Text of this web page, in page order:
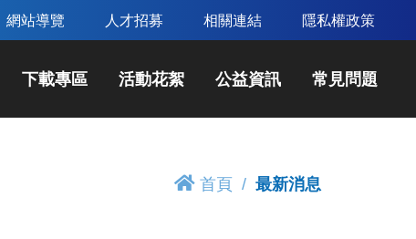
網站導覽 人才招募 相關連結 隱私權政策
下載專區 活動花絮 公益資訊 常見問題
首頁 最新消息